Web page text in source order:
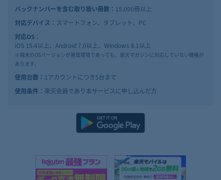
バックナンバーを含む取り扱い冊数： 15,000冊以上
対応デバイス： スマートフォン、タブレット、PC
対応OS：
iOS 15.4以上、Android 7.0以上、Windows 8.1以上
※端末のOSバージョンが推奨環境であっても、 楽天マガジンに対応していない機種が
あります。
使用台数： 1アカウントにつき5台まで
使用条件： 楽天会員であり本サービスに申し込んだ方